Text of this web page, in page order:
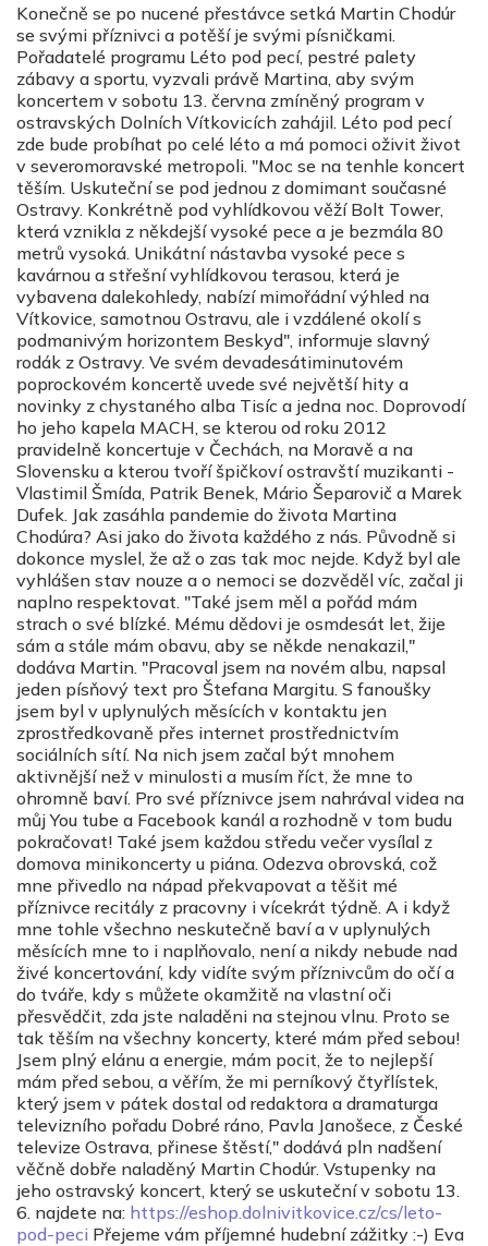
Konečně se po nucené přestávce setká Martin Chodúr
se svými příznivci a potěší je svými písničkami.
Pořadatelé programu Léto pod pecí, pestré palety
zábavy a sportu, vyzvali právě Martina, aby svým
koncertem v sobotu 13. června zmíněný program v
ostravských Dolních Vítkovicích zahájil. Léto pod pecí
zde bude probíhat po celé léto a má pomoci oživit život
v severomoravské metropoli. "Moc se na tenhle koncert
těším. Uskuteční se pod jednou z domimant současné
Ostravy. Konkrétně pod vyhlídkovou věží Bolt Tower,
která vznikla z někdejší vysoké pece a je bezmála 80
metrů vysoká. Unikátní nástavba vysoké pece s
kavárnou a střešní vyhlídkovou terasou, která je
vybavena dalekohledy, nabízí mimořádní výhled na
Vítkovice, samotnou Ostravu, ale i vzdálené okolí s
podmanivým horizontem Beskyd", informuje slavný
rodák z Ostravy. Ve svém devadesátiminutovém
poprockovém koncertě uvede své největší hity a
novinky z chystaného alba Tisíc a jedna noc. Doprovodí
ho jeho kapela MACH, se kterou od roku 2012
pravidelně koncertuje v Čechách, na Moravě a na
Slovensku a kterou tvoří špičkoví ostravští muzikanti -
Vlastimil Šmída, Patrik Benek, Mário Šeparovič a Marek
Dufek. Jak zasáhla pandemie do života Martina
Chodúra? Asi jako do života každého z nás. Původně si
dokonce myslel, že až o zas tak moc nejde. Když byl ale
vyhlášen stav nouze a o nemoci se dozvěděl víc, začal ji
naplno respektovat. "Také jsem měl a pořád mám
strach o své blízké. Mému dědovi je osmdesát let, žije
sám a stále mám obavu, aby se někde nenakazil,"
dodáva Martin. "Pracoval jsem na novém albu, napsal
jeden písňový text pro Štefana Margitu. S fanoušky
jsem byl v uplynulých měsících v kontaktu jen
zprostředkovaně přes internet prostřednictvím
sociálních sítí. Na nich jsem začal být mnohem
aktivnější než v minulosti a musím říct, že mne to
ohromně baví. Pro své příznivce jsem nahrával videa na
můj You tube a Facebook kanál a rozhodně v tom budu
pokračovat! Také jsem každou středu večer vysílal z
domova minikoncerty u piána. Odezva obrovská, což
mne přivedlo na nápad překvapovat a těšit mé
příznivce recitály z pracovny i vícekrát týdně. A i když
mne tohle všechno neskutečně baví a v uplynulých
měsících mne to i naplňovalo, není a nikdy nebude nad
živé koncertování, kdy vidíte svým příznivcům do očí a
do tváře, kdy s můžete okamžitě na vlastní oči
přesvědčit, zda jste naladěni na stejnou vlnu. Proto se
tak těším na všechny koncerty, které mám před sebou!
Jsem plný elánu a energie, mám pocit, že to nejlepší
mám před sebou, a věřím, že mi perníkový čtyřlístek,
který jsem v pátek dostal od redaktora a dramaturga
televizního pořadu Dobré ráno, Pavla Janošece, z České
televize Ostrava, přinese štěstí," dodává pln nadšení
věčně dobře naladěný Martin Chodúr. Vstupenky na
jeho ostravský koncert, který se uskuteční v sobotu 13.
6. najdete na: https://eshop.dolnivitkovice.cz/cs/leto-
pod-peci Přejeme vám příjemné hudební zážitky :-) Eva